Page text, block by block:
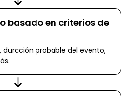
basado en criterios de
duración probable del evento,